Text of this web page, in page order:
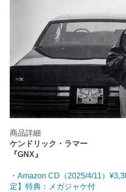
商品詳細
ケンドリック・ラマー
『GNX』
・ Amazon CD（2025/4/11）
定】特典：メガジャケ付